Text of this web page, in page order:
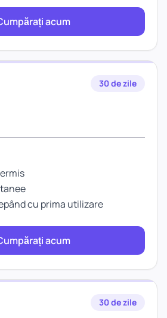
acum
30 de zile
cu prima utilizare
acum
30 de zile